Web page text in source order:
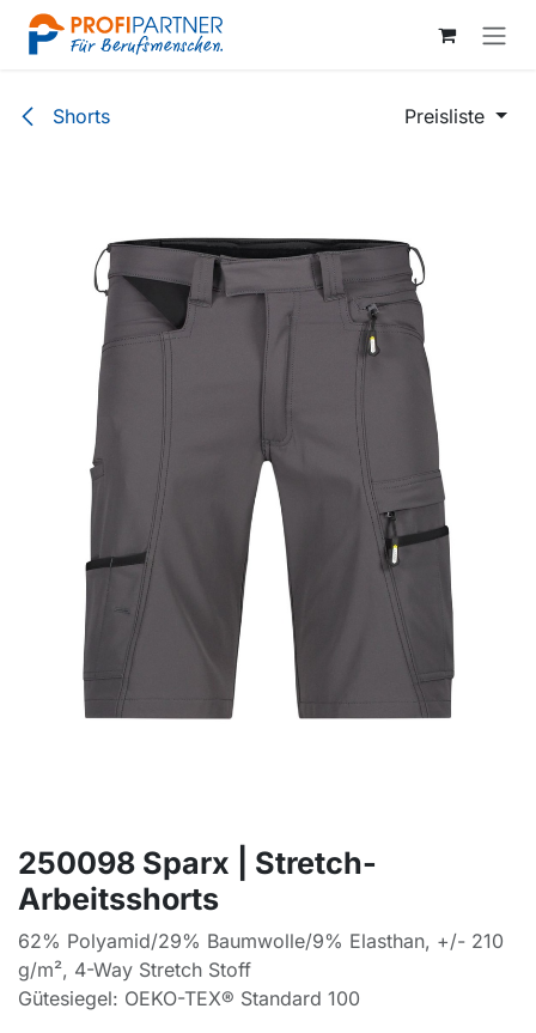
Zum Inhalt springen
Shorts Preisliste
250098 Sparx | Stretch-
Arbeitsshorts
62% Polyamid/29% Baumwolle/9% Elasthan, +/- 210
g/m², 4-Way Stretch Stoff
Gütesiegel: OEKO-TEX® Standard 100